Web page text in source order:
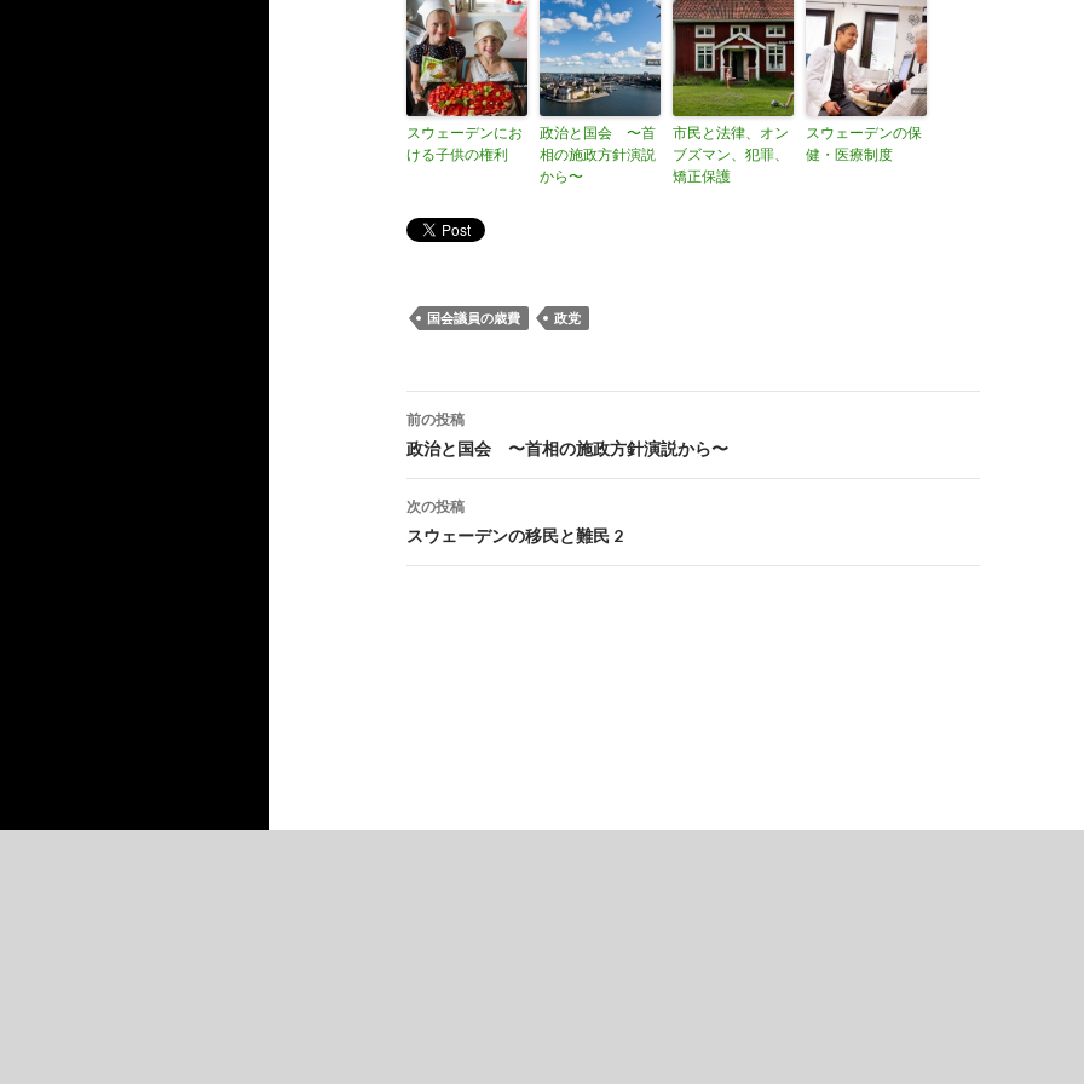
スウェーデンにお
ける子供の権利
政治と国会 〜首
相の施政方針演説
から〜
市民と法律、オン
ブズマン、犯罪、
矯正保護
スウェーデンの保
健・医療制度
国会議員の歳費 政党
投稿ナビゲーション
前の投稿
政治と国会 〜首相の施政方針演説から〜
次の投稿
スウェーデンの移民と難民 2